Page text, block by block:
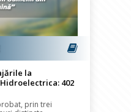
la
402
prin trei